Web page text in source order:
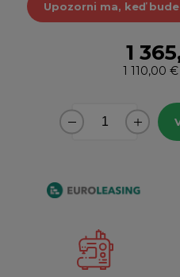
Upozorni ma, keď
1
1 110,00 €